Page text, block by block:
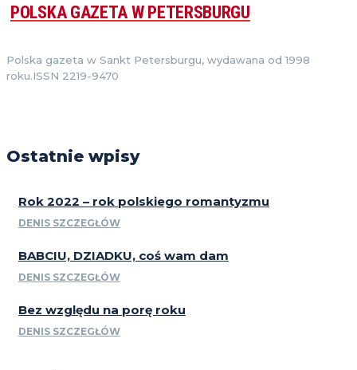
POLSKA GAZETA W PETERSBURGU
Polska gazeta w Sankt Petersburgu, wydawana od 1998
roku.ISSN 2219-9470
Ostatnie wpisy
Rok 2022 – rok polskiego romantyzmu
DENIS SZCZEGŁÓW
BABCIU, DZIADKU, coś wam dam
DENIS SZCZEGŁÓW
Bez względu na porę roku
DENIS SZCZEGŁÓW